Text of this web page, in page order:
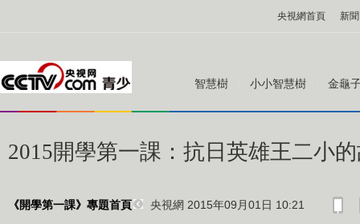
央視網首頁 新聞
智慧樹 小小智慧樹 金龜
2015開學第一課：抗日英雄王二小
《開學第一課》專題首頁 央視網 2015年09月01日 10:21